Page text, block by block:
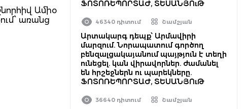
Ամիօ
առանց
ՖՈՏՈՌԵՊՈՐՏԱԺ, ՏԵՍԱՆՅՈւԹ
46340 դիտում Շամշյան
Արտակարգ դեպք՝ Արմավիրի
մարզում. Նորապատում գործող
բենզալցակայանում պայթյուն է տեղի
ունեցել. կան վիրավորներ. ժամանել
են հրշեջներն ու պարեկները.
ՖՈՏՈՌԵՊՈՐՏԱԺ, ՏԵՍԱՆՅՈւԹ
36640 դիտում Շամշյան